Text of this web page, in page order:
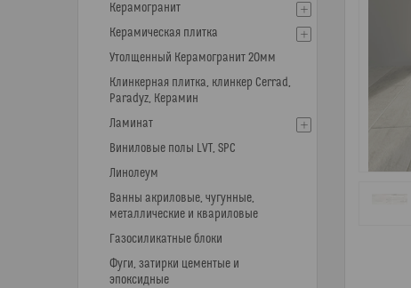
Керамогранит
Керамическая плитка
Утолщенный Керамогранит 20мм
Клинкерная плитка, клинкер Cerrad,
Paradyz, Керамин
Ламинат
Виниловые полы LVT, SPC
Линолеум
Ванны акриловые, чугунные,
металлические и квариловые
Газосиликатные блоки
Фуги, затирки цементые и
эпоксидные